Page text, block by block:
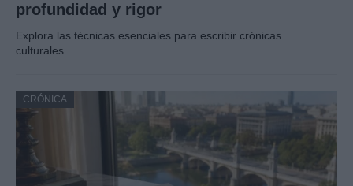
profundidad y rigor
Explora las técnicas esenciales para escribir crónicas
culturales…
CRÓNICA